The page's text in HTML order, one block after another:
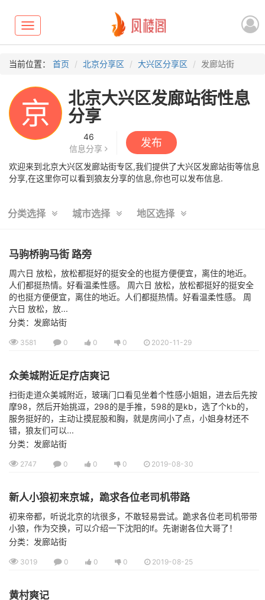
Toggle
navigation
当前位置： 首页 北京分享区 大兴区分享区 发廊站街
京
北京大兴区发廊站街性息
分享
46
信息分享
发布
欢迎来到北京大兴区发廊站街专区,我们提供了大兴区发廊站街等信息
分享,在这里你可以看到狼友分享的信息,你也可以发布信息.
分类选择 城市选择 地区选择
马驹桥驹马街 路旁
周六日 放松，放松都挺好的挺安全的也挺方便便宜，离住的地近。
人们都挺热情。好看温柔性感。 周六日 放松，放松都挺好的挺安全
的也挺方便便宜，离住的地近。人们都挺热情。好看温柔性感。 周
六日 放松，放...
分类：发廊站街
3581 0 0 0 2020-11-29
众美城附近足疗店爽记
扫街走道众美城附近，玻璃门口看见坐着个性感小姐姐，进去后先按
摩98，然后开始挑逗，298的是手推，598的是kb，选了个kb的，
服务挺好的，主动让摸屁股和胸，就是房间小了点，小姐身材还不
错，狼友们可以...
分类：发廊站街
2747 0 0 0 2019-08-30
新人小狼初来京城，跪求各位老司机带路
初来帝都，听说北京的坑很多，不敢轻易尝试。跪求各位老司机带带
小狼，作为交换，可以介绍一下沈阳的lf。先谢谢各位大哥了！
分类：发廊站街
3019 0 0 0 2019-08-25
黄村爽记